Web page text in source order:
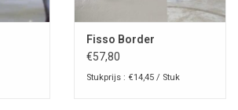
Fisso Border
€57,80
Stukprijs : €14,45 / Stuk